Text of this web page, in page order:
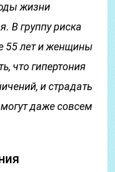
жизни
В группу риска
55 лет и женщины
что гипертония
и страдать
даже совсем